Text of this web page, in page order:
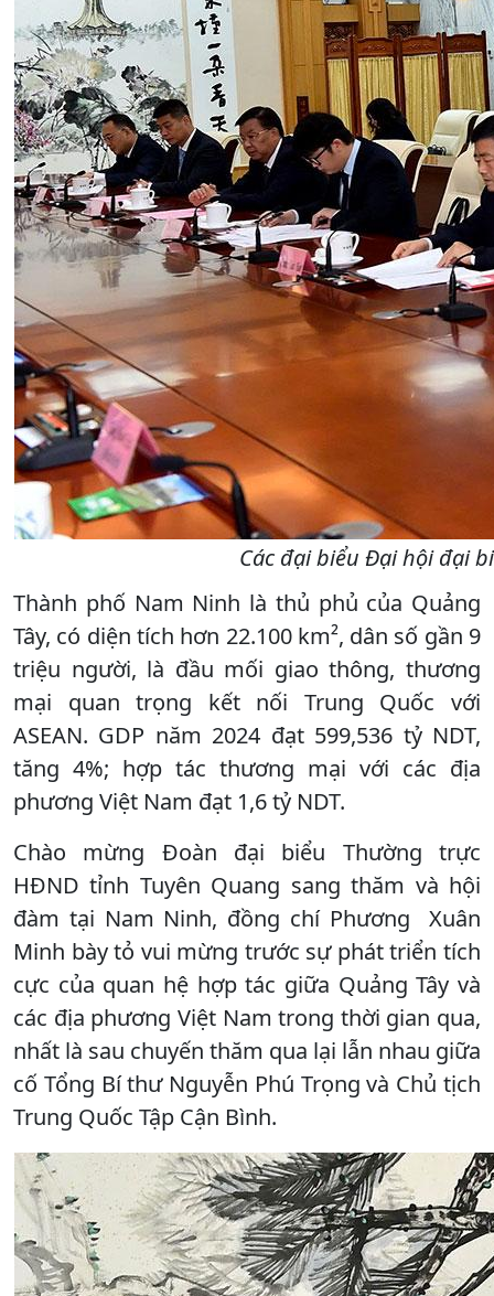
Các đại biểu Đại hội đại
Thành phố Nam Ninh là thủ phủ của Quảng
Tây, có diện tích hơn 22.100 km², dân số gần 9
triệu người, là đầu mối giao thông, thương
mại quan trọng kết nối Trung Quốc với
ASEAN. GDP năm 2024 đạt 599,536 tỷ NDT,
tăng 4%; hợp tác thương mại với các địa
phương Việt Nam đạt 1,6 tỷ NDT.
Chào mừng Đoàn đại biểu Thường trực
HĐND tỉnh Tuyên Quang sang thăm và hội
đàm tại Nam Ninh, đồng chí Phương Xuân
Minh bày tỏ vui mừng trước sự phát triển tích
cực của quan hệ hợp tác giữa Quảng Tây và
các địa phương Việt Nam trong thời gian qua,
nhất là sau chuyến thăm qua lại lẫn nhau giữa
cố Tổng Bí thư Nguyễn Phú Trọng và Chủ tịch
Trung Quốc Tập Cận Bình.